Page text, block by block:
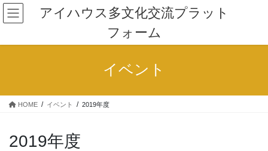
コ
ン
ン
ナ
ビ
ー
アイハウス多文化交流プラット
フォーム
イベント
HOME イベント 2019年度
2019年度